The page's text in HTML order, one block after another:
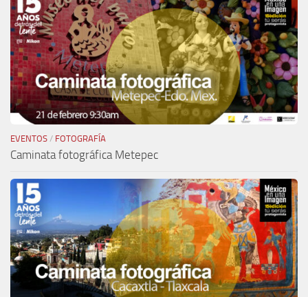
EVENTOS / FOTOGRAFÍA
Caminata fotográfica Metepec